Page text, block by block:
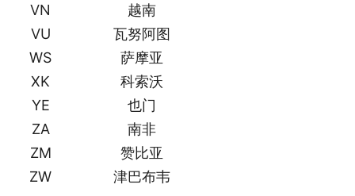
VN
越南
VU
瓦努阿图
WS
萨摩亚
XK
科索沃
YE
也门
ZA
南非
ZM
赞比亚
ZW
津巴布韦